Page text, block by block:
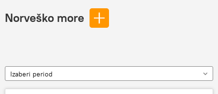
Norveško more
Izaberi period